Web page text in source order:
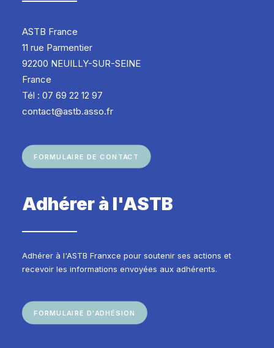
ASTB France
11 rue Parmentier
92200 NEUILLY-SUR-SEINE
France
Tél : 07 69 22 12 97
contact@astb.asso.fr
FORMULAIRE DE CONTACT
Adhérer à l'ASTB
Adhérer à l'ASTB Franxce pour soutenir ses actions et
recevoir les informations envoyées aux adhérents.
FORMULAIRE D'ADHÉSION